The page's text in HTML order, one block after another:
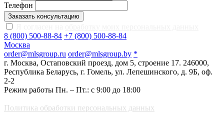
Телефон
Заказать консультацию
8 (800) 500-88-84 +7 (800) 500-88-84
Москва
order@mlsgroup.ru order@mlsgroup.by *
г. Москва, Остаповский проезд, дом 5, строение 17. 246000,
Республика Беларусь, г. Гомель, ул. Лепешинского, д. 9Б, оф.
2-2
Режим работы Пн. – Пт.: с 9:00 до 18:00
Политика обработки персональных данных